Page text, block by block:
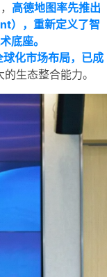
高德地图率先推出
），重新定义了智
底座。
化市场布局，已成
生态整合能力。